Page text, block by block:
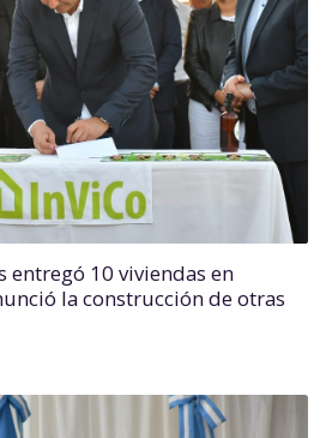
entregó 10 viviendas en
la construcción de otras